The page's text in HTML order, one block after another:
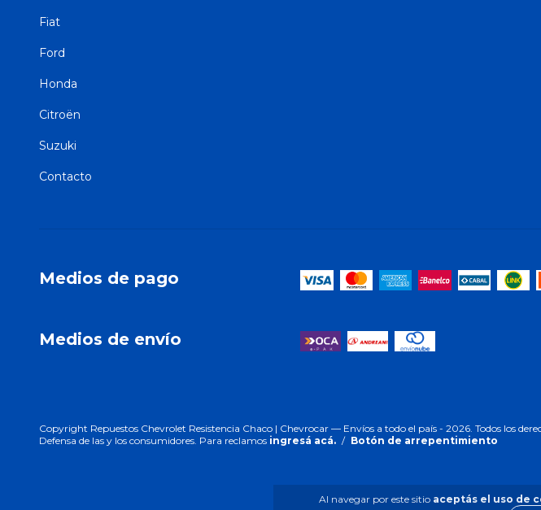
Al navegar por este sitio aceptás el uso de
Fiat
Ford
Honda
Citroën
Suzuki
Contacto
Medios de pago
Medios de envío
Copyright Repuestos Chevrolet Resistencia Chaco | Chevrocar — Envíos a todo el país - 2026. Todos los
Defensa de las y los consumidores. Para reclamos ingresá acá. / Botón de arrepentimiento